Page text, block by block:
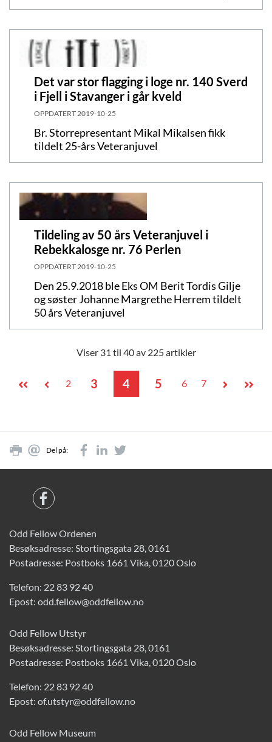
Det var stor flagging i loge nr. 140 Sverd
i Fjell i Stavanger i går kveld
OPPDATERT 2019-10-25
Br. Storrepresentant Mikal Mikalsen fikk
tildelt 25-års Veteranjuvel
Tildeling av 50 års Veteranjuvel i
Rebekkalosge nr. 76 Perlen
OPPDATERT 2019-10-25
Den 25.9.2018 ble Eks OM Berit Tordis Gilje
og søster Johanne Margrethe Herrem tildelt
50 års Veteranjuvel
Viser 31 til 40 av 225 artikler
2 3 4 5 6 7
Del på:
Odd Fellow Ordenen
Besøksadresse: Stortingsgata 28, 0161
Postadresse: Postboks 1661 Vika, 0120 Oslo
Telefon: 22 83 92 40
Epost: odd.fellow@oddfellow.no
Odd Fellow Utstyr
Besøksadresse: Stortingsgata 28, 0161
Postadresse: Postboks 1661 Vika, 0120 Oslo
Telefon: 22 83 92 40
Epost: of.utstyr@oddfellow.no
Odd Fellow Museum